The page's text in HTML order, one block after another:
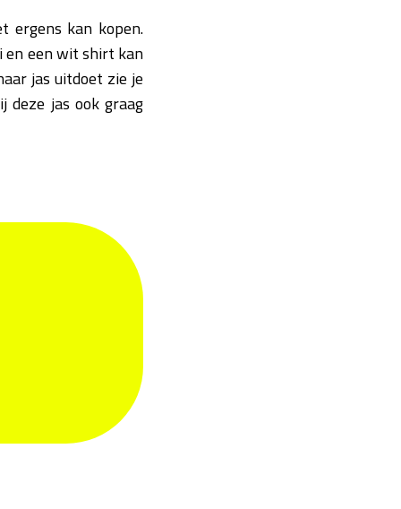
ergens kan kopen.
en een wit shirt kan
jas uitdoet zie je
deze jas ook graag